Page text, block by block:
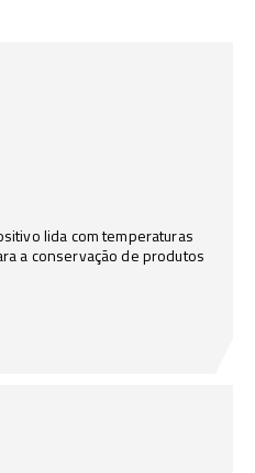
lida com temperaturas
a conservação de produtos